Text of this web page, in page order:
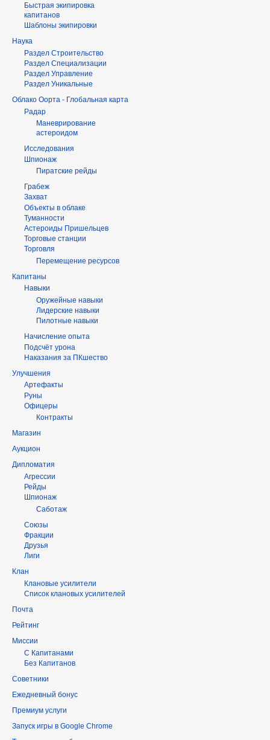
Быстрая экипировка
капитанов
Шаблоны экипировки
Наука
Раздел Строительство
Раздел Специализации
Раздел Управление
Раздел Уникальные
Облако Оорта - Глобальная карта
Радар
Маневрирование
астероидом
Исследования
Шпионаж
Пиратские рейды
Грабеж
Захват
Объекты в облаке
Туманности
Астероиды Пришельцев
Торговые станции
Торговля
Перемещение ресурсов
Капитаны
Навыки
Оружейные навыки
Лидерские навыки
Пилотные навыки
Начисление опыта
Подсчёт урона
Наказания за ПКшество
Улучшения
Артефакты
Руны
Офицеры
Контракты
Магазин
Аукцион
Дипломатия
Агрессии
Рейды
Шпионаж
Саботаж
Союзы
Фракции
Друзья
Лиги
Клан
Клановые усилители
Список клановых усилителей
Почта
Рейтинг
Миссии
С Капитанами
Без Капитанов
Советники
Ежедневный бонус
Премиум услуги
Запуск игры в Google Chrome